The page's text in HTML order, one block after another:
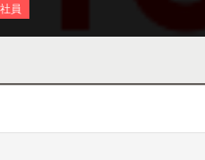
員